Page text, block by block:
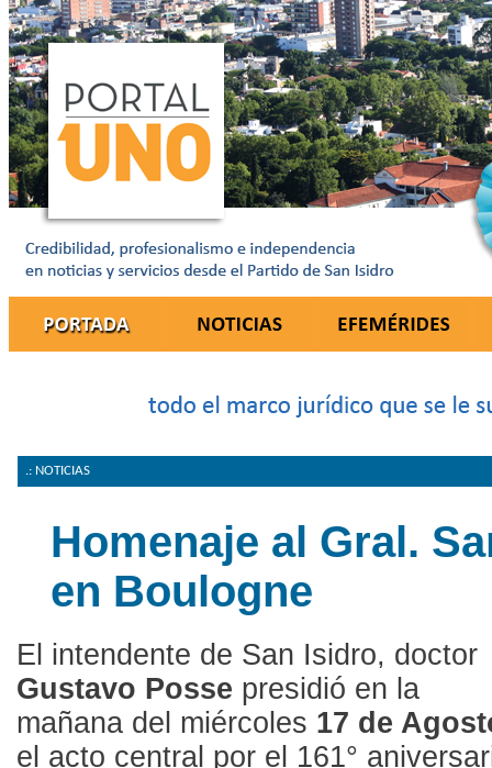
.: NOTICIAS
Homenaje al Gral.
en Boulogne
El intendente de San Isidro, doctor
Gustavo Posse presidió en la
mañana del miércoles 17 de
el acto central por el 161°